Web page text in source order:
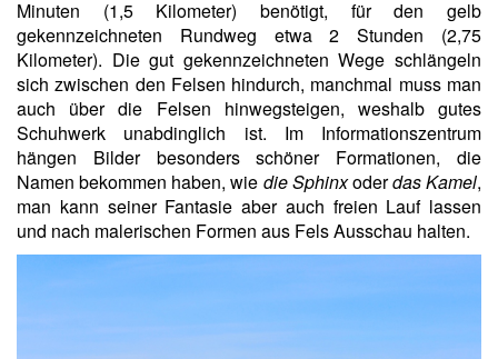
Minuten (1,5 Kilometer) benötigt, für den gelb
gekennzeichneten Rundweg etwa 2 Stunden (2,75
Kilometer). Die gut gekennzeichneten Wege schlängeln
sich zwischen den Felsen hindurch, manchmal muss man
auch über die Felsen hinwegsteigen, weshalb gutes
Schuhwerk unabdinglich ist. Im Informationszentrum
hängen Bilder besonders schöner Formationen, die
Namen bekommen haben, wie die Sphinxoderdas Kamel,
man kann seiner Fantasie aber auch freien Lauf lassen
und nach malerischen Formen aus Fels Ausschau halten.